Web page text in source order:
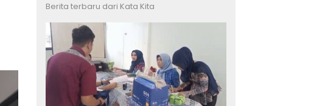
Berita terbaru dari Kata Kita